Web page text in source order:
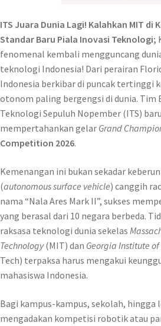
ITS Juara Dunia Lagi! Kalahkan MIT di
Standar Baru Piala Inovasi Teknologi;
fenomenal kembali mengguncang
teknologi Indonesia! Dari perairan
Indonesia berkibar di puncak tertinggi
otonom paling bergengsi di dunia.
Teknologi Sepuluh Nopember (ITS)
mempertahankan gelar Grand
Competition 2026.
Kemenangan ini bukan sekadar
(autonomous surface vehicle) canggih
nama “Nala Ares Mark II”, sukses
yang berasal dari 10 negara berbeda.
raksasa teknologi dunia sekelas
Technology(MIT) dan Georgia Institute
Tech) terpaksa harus mengakui
mahasiswa Indonesia.
Bagi kampus-kampus, sekolah, hingga
mengadakan kompetisi robotik atau